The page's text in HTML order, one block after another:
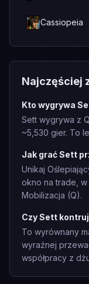
Cassiopeia
Najczęściej
Kto wygrywa
Sett wygrywa z
~5,530 gier. To
Jak grać Sett
Unikaj
okno na trade,
Mobilizacja (Q).
Czy Sett
To wyrównany
wyraźnej
współpracy z